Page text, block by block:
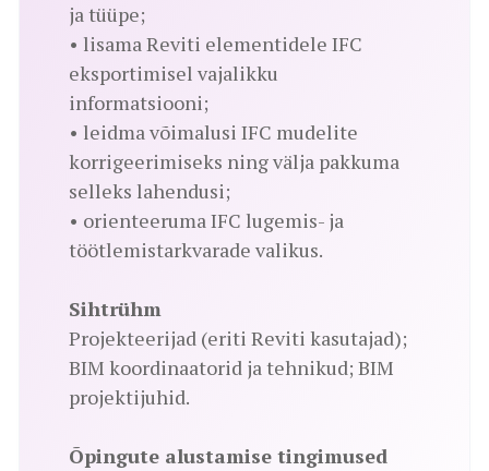
ja tüüpe;
• lisama Reviti elementidele IFC
eksportimisel vajalikku
informatsiooni;
• leidma võimalusi IFC mudelite
korrigeerimiseks ning välja pakkuma
selleks lahendusi;
• orienteeruma IFC lugemis- ja
töötlemistarkvarade valikus.
Sihtrühm
Projekteerijad (eriti Reviti kasutajad);
BIM koordinaatorid ja tehnikud; BIM
projektijuhid.
Õpingute alustamise tingimused